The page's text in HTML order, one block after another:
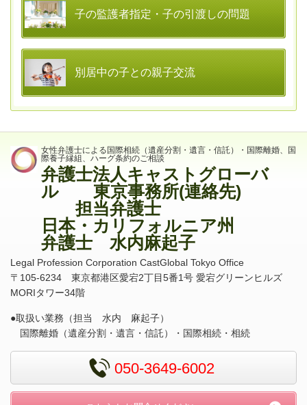
子の監護者指定・子の引渡しの問題
別居中の子との親子交流
女性弁護士による国際相続（遺産分割・遺言・信託）・国際離婚、国
際養子縁組、ハーグ条約のご相談
弁護士法人キャストグローバ
ル 東京事務所(連絡先)
担当弁護士
日本・カリフォルニア州
弁護士 水内麻起子
Legal Profession Corporation CastGlobal Tokyo Office
〒 105-6234 東京都港区愛宕2丁目5番1号 愛宕グリーンヒルズ
MORIタワー34階
●取扱い業務（担当 水内 麻起子）
国際離婚（遺産分割・遺言・信託）・国際相続・相続
050-3649-6002